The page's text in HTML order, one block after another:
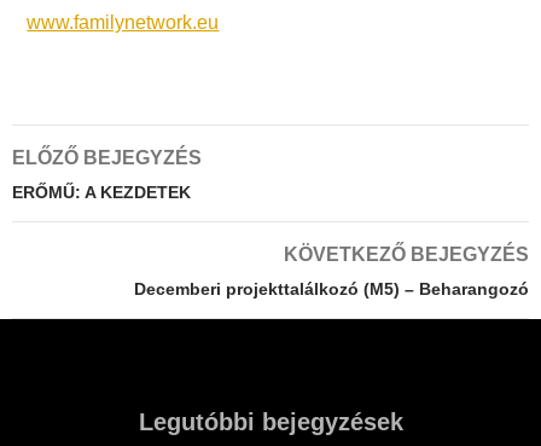
www.familynetwork.eu
Bejegyzés
navigáció
ELŐZŐ BEJEGYZÉS
ERŐMŰ: A KEZDETEK
KÖVETKEZŐ BEJEGYZÉS
Decemberi projekttalálkozó (M5) – Beharangozó
Legutóbbi bejegyzések